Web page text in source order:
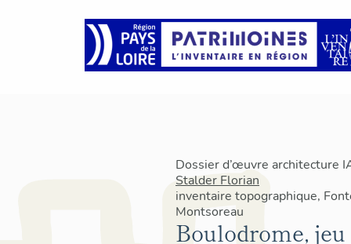
Dossier d’œuvre architecture
Stalder Florian
inventaire topographique,
Montsoreau
Boulodrome,